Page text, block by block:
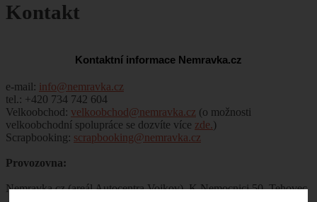
Kontakt
Kontaktní informace Nemravka.cz
e-mail: info@nemravka.cz
tel.: +420 734 742 604
Velkoobchod: velkoobchod@nemravka.cz (o možnosti
velkoobchodní spolupráce se dozvíte více zde.)
Scrapbooking: scrapbooking@nemravka.cz
Provozovna:
Nemravka.cz (areál Autocentra Vojkov), K Nemocnici 50, Tehovec